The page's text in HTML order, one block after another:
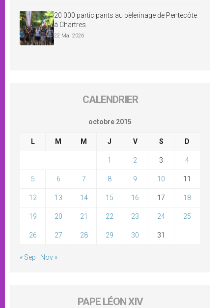
20 000 participants au pèlerinage de Pentecôte
à Chartres
22 Mai 2026
CALENDRIER
octobre 2015
L M M J V S D
1 2 3 4
5 6 7 8 9 10 11
12 13 14 15 16 17 18
19 20 21 22 23 24 25
26 27 28 29 30 31
« Sep Nov »
PAPE LÉON XIV